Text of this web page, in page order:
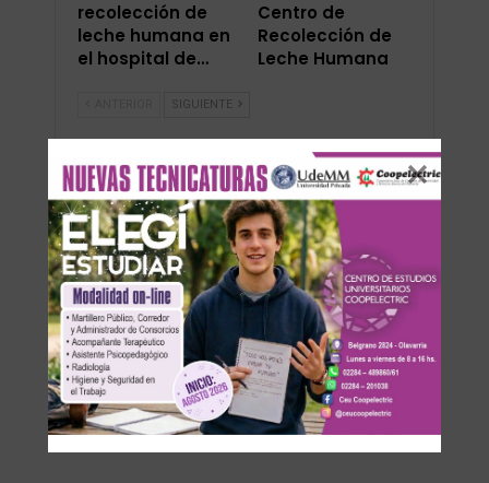
recolección de
leche humana en
el hospital de…
Centro de
Recolección de
Leche Humana
SIGUIENTE